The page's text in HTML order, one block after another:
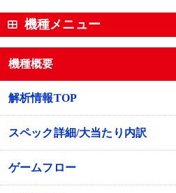
機種メニュー
機種概要
解析情報TOP
スペック詳細/大当たり内訳
ゲームフロー